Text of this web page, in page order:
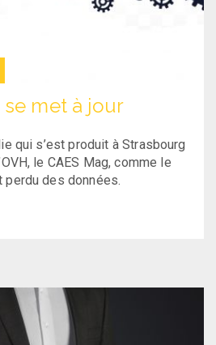
se met à jour
qui s’est produit à Strasbourg
le CAES Mag, comme le
perdu des données.